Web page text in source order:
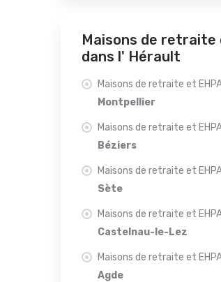
Maisons de retraite
dans l' Hérault
Maisons de retraite et
Montpellier
Maisons de retraite et
Béziers
Maisons de retraite et
Sète
Maisons de retraite et
Castelnau-le-Lez
Maisons de retraite et
Agde